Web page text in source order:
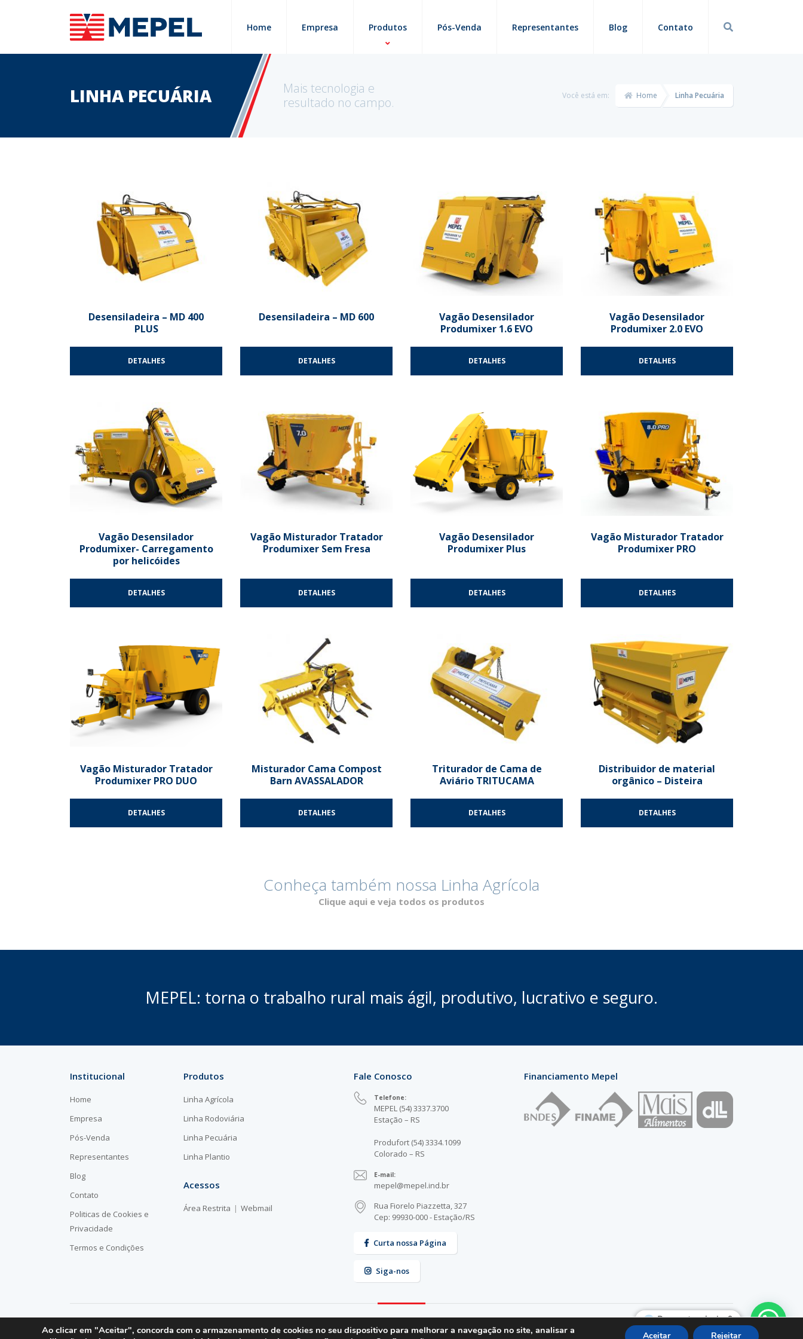
Home Empresa Produtos Pós-Venda Representantes Blog Contato
LINHA PECUÁRIA
Mais tecnologia e
resultado no campo.
Você está em: Home Linha Pecuária
Desensiladeira – MD 400
PLUS
DETALHES
Desensiladeira – MD 600
DETALHES
Vagão Desensilador
Produmixer 1.6 EVO
DETALHES
Vagão Desensilador
Produmixer 2.0 EVO
DETALHES
Vagão Desensilador
Produmixer- Carregamento
por helicóides
DETALHES
Vagão Misturador Tratador
Produmixer Sem Fresa
DETALHES
Vagão Desensilador
Produmixer Plus
DETALHES
Vagão Misturador Tratador
Produmixer PRO
DETALHES
Vagão Misturador Tratador
Produmixer PRO DUO
DETALHES
Misturador Cama Compost
Barn AVASSALADOR
DETALHES
Triturador de Cama de
Aviário TRITUCAMA
DETALHES
Distribuidor de material
orgânico – Disteira
DETALHES
Conheça também nossa Linha Agrícola
Clique aqui e veja todos os produtos
MEPEL: torna o trabalho rural mais ágil, produtivo, lucrativo e seguro.
Institucional
Home
Empresa
Pós-Venda
Representantes
Blog
Contato
Politicas de Cookies e
Privacidade
Termos e Condições
Produtos
Linha Agrícola
Linha Rodoviária
Linha Pecuária
Linha Plantio
Acessos
Área Restrita Webmail
Fale Conosco
Telefone:
MEPEL (54) 3337.3700
Estação – RS
Produfort (54) 3334.1099
Colorado – RS
E-mail:
mepel@mepel.ind.br
Rua Fiorelo Piazzetta, 327
Cep: 99930-000 - Estação/RS
Curta nossa Página
Siga-nos
Financiamento Mepel
2026 © Mepel- Todos os direitos reservados.
Ao clicar em "Aceitar", concorda com o armazenamento de cookies no seu dispositivo para melhorar a navegação no site, analisar a
Aceitar Rejeitar
Posso te ajudar?